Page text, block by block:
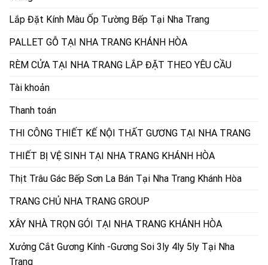
Lắp Đặt Kính Màu Ốp Tường Bếp Tại Nha Trang
PALLET GỖ TẠI NHA TRANG KHÁNH HÒA
RÈM CỬA TẠI NHA TRANG LẮP ĐẶT THEO YÊU CẦU
Tài khoản
Thanh toán
THI CÔNG THIẾT KẾ NỘI THẤT GƯƠNG TẠI NHA TRANG
THIẾT BỊ VỆ SINH TẠI NHA TRANG KHÁNH HÒA
Thịt Trâu Gác Bếp Sơn La Bán Tại Nha Trang Khánh Hòa
TRANG CHỦ NHA TRANG GROUP
XÂY NHÀ TRỌN GÓI TẠI NHA TRANG KHÁNH HÒA
Xưởng Cắt Gương Kính -Gương Soi 3ly 4ly 5ly Tại Nha
Trang